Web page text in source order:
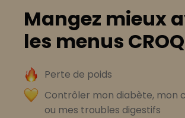
Mangez mieux
les menus
Perte de poids
Contrôler mon diabète, mon
ou mes troubles digestifs